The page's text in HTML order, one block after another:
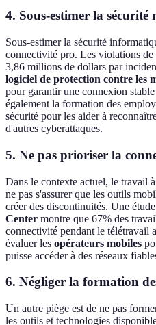
4. Sous-estimer la sécurité
Sous-estimer la sécurité
connectivité pro. Les violations de
3,86 millions de dollars par
logiciel de protection contre les
pour garantir une connexion
également la formation des
sécurité pour les aider à
d'autres cyberattaques.
5. Ne pas prioriser la
Dans le contexte actuel, le travail
ne pas s'assurer que les outils
créer des discontinuités. Une
Center montre que 67% des
connectivité pendant le télétravail
évaluer les opérateurs mobiles
puisse accéder à des réseaux
6. Négliger la formation
Un autre piège est de ne pas
les outils et technologies